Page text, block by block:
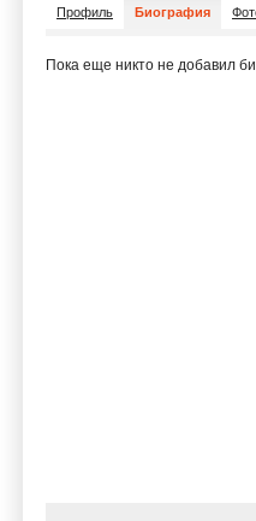
Профиль Биография
Пока еще никто не добавил